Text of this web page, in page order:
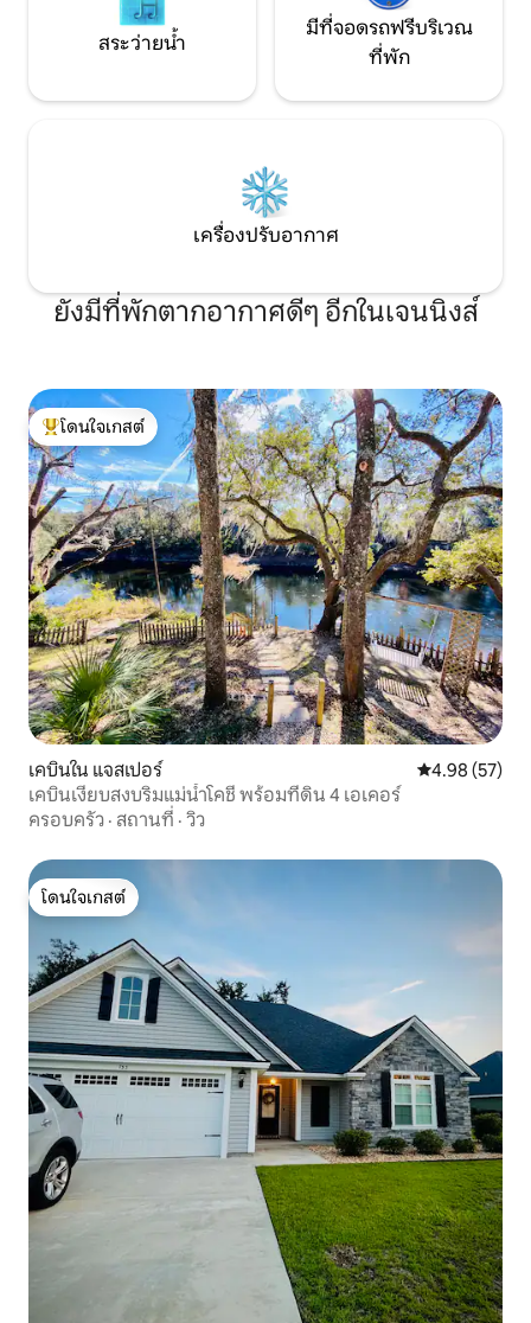
สระว่ายน้ำ
มีที่จอดรถฟรีบริเวณ
ที่พัก
เครื่องปรับอากาศ
ยังมีที่พักตากอากาศดีๆ อีกในเจนนิงส์
โดนใจเกสต์ที่สุด
โดนใจเกสต์
เคบินใน แจสเปอร์ คะแนนเฉลี่ย
4.98 (57)
เคบินเงียบสงบริมแม่น้ำโคชี พร้อมที่ดิน 4 เอเคอร์
ครอบครัว · สถานที่ · วิว
โดนใจเกสต์
โดนใจเกสต์